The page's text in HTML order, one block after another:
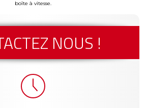
boîte à vitesse.
NOUS !